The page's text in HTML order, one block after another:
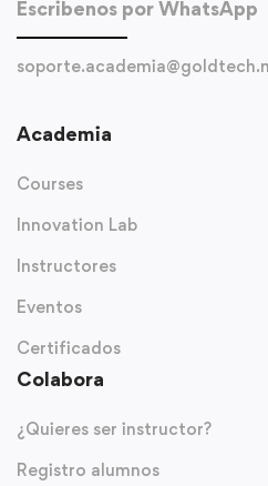
Escribenos por WhatsApp
Academia
Courses
Innovation Lab
Instructores
Eventos
Certificados
Colabora
¿Quieres ser instructor?
Registro alumnos